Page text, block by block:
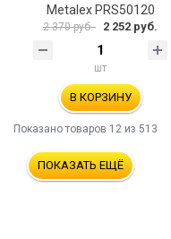
Metalex PRS50120
2 370 руб. 2 252 руб.
шт
В КОРЗИНУ
Показано товаров 12 из 513
ПОКАЗАТЬ ЕЩЁ